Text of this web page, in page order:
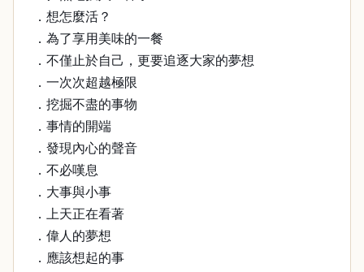
．想怎麼活？
．為了享用美味的一餐
．不僅止於自己，更要追逐大家的夢想
．一次次超越極限
．挖掘不盡的事物
．事情的開端
．發現內心的聲音
．不必嘆息
．大事與小事
．上天正在看著
．偉人的夢想
．應該想起的事